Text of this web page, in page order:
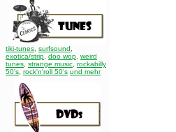
tiki-tunes surfsound
exotica/strip doo wop weird
tunes strange music rockabilly
50's rock'n'roll 50's und mehr